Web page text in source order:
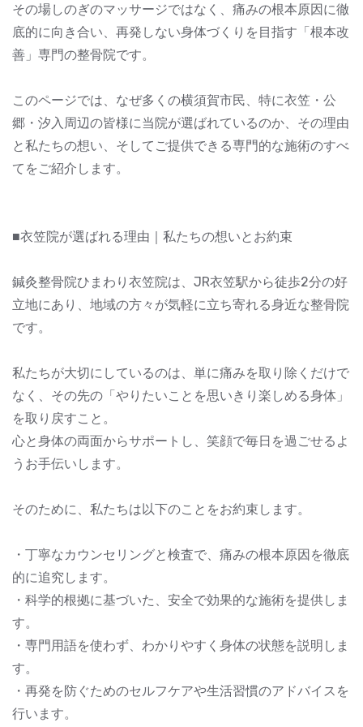
その場しのぎのマッサージではなく、痛みの根本原因に徹
底的に向き合い、再発しない身体づくりを目指す「根本改
善」専門の整骨院です。
このページでは、なぜ多くの横須賀市民、特に衣笠・公
郷・汐入周辺の皆様に当院が選ばれているのか、その理由
と私たちの想い、そしてご提供できる専門的な施術のすべ
てをご紹介します。
■衣笠院が選ばれる理由｜私たちの想いとお約束
鍼灸整骨院ひまわり衣笠院は、JR衣笠駅から徒歩2分の好
立地にあり、地域の方々が気軽に立ち寄れる身近な整骨院
です。
私たちが大切にしているのは、単に痛みを取り除くだけで
なく、その先の「やりたいことを思いきり楽しめる身体」
を取り戻すこと。
心と身体の両面からサポートし、笑顔で毎日を過ごせるよ
うお手伝いします。
そのために、私たちは以下のことをお約束します。
・丁寧なカウンセリングと検査で、痛みの根本原因を徹底
的に追究します。
・科学的根拠に基づいた、安全で効果的な施術を提供しま
す。
・専門用語を使わず、わかりやすく身体の状態を説明しま
す。
・再発を防ぐためのセルフケアや生活習慣のアドバイスを
行います。